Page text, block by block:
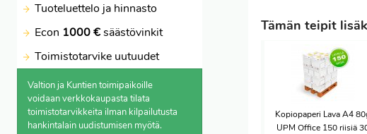
Tuoteluettelo ja hinnasto
Econ 1000 €säästövinkit
Toimistotarvike uutuudet
Valtion ja Kuntien toimipaikoille
voidaan verkkokaupasta tilata
toimistotarvikkeita ilman kilpailutusta
hankintalain uudistumisen myötä.
Tämän teipit
Kopiopaperi Lava A4
UPM Office 150 riisiä